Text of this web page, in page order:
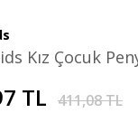
Kız Çocuk
TL 411,08 TL